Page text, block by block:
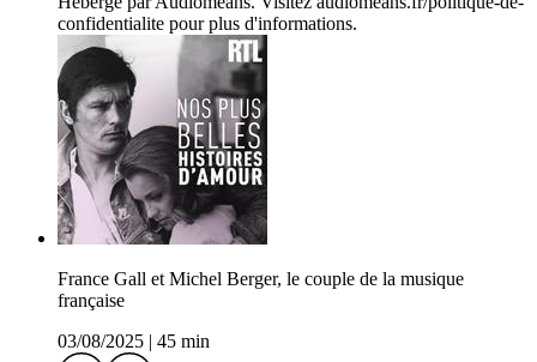
confidentialite pour plus d'informations.
France Gall et Michel Berger, le couple de la musique
française
03/08/2025
45 min